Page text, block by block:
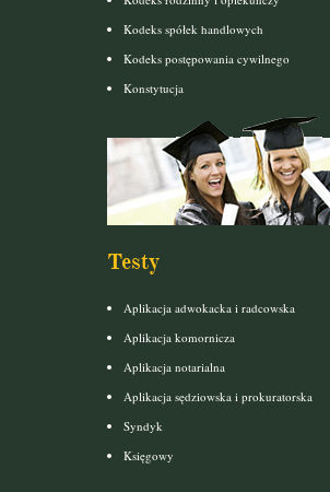
Kodeks spółek handlowych
Kodeks postępowania cywilnego
Konstytucja
Testy
Aplikacja adwokacka i radcowska
Aplikacja komornicza
Aplikacja notarialna
Aplikacja sędziowska i prokuratorska
Syndyk
Księgowy